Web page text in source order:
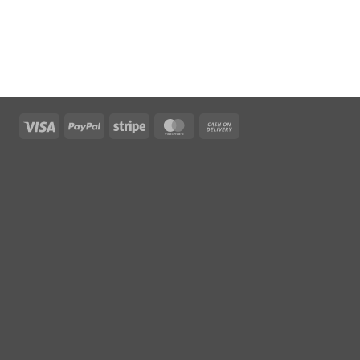
Visa PayPal Stripe MasterCard